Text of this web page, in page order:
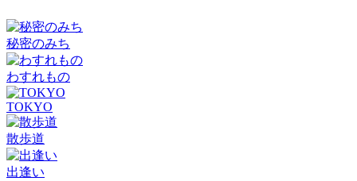
秘密のみち
わすれもの
TOKYO
散歩道
出逢い